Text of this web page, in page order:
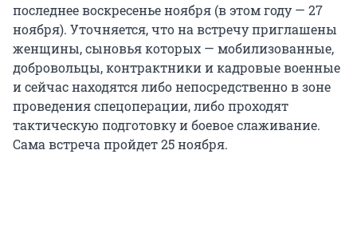
последнее воскресенье ноября (в этом году — 27
ноября). Уточняется, что на встречу приглашены
женщины, сыновья которых — мобилизованные,
добровольцы, контрактники и кадровые военные
и сейчас находятся либо непосредственно в зоне
проведения спецоперации, либо проходят
тактическую подготовку и боевое слаживание.
Сама встреча пройдет 25 ноября.